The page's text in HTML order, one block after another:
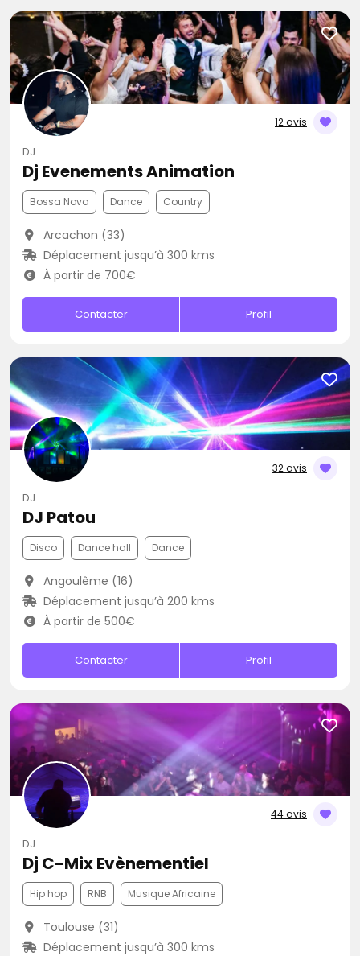
12 avis
DJ
Dj Evenements Animation
Bossa Nova Dance Country
Arcachon (33)
Déplacement jusqu’à 300 kms
À partir de 700€
Contacter Profil
32 avis
DJ
DJ Patou
Disco Dance hall Dance
Angoulême (16)
Déplacement jusqu’à 200 kms
À partir de 500€
Contacter Profil
44 avis
DJ
Dj C-Mix Evènementiel
Hip hop RNB Musique Africaine
Toulouse (31)
Déplacement jusqu’à 300 kms